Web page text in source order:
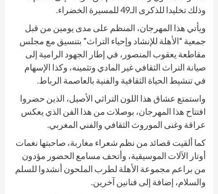
وذلك تخليدا للذكرى الـ49 للمسيرة الخضراء.
ويأتي هذا المهرجان، المنظم على مدى يومين من قبل
جمعية “الأهلة للإنشاد وإحياء التراث” بتنسيق مع مجلس
مقاطعة يعقوب المنصور، في إطار الجهود الرامية إلى
صيانة التراث الثقافي غير المادي وتثمينه، وكذا الإسهام
في تنشيط الحياة الثقافية والفنية بالعاصمة الرباط.
واستمتع عشاق هذا اللون التراثي الأصيل، الذين حضروا
افتتاح هذا المهرجان، بوصلات من هذا الفن الذي يعكس
عراقة وغنى الموروث الثقافي والفني المغربي.
كما ألقيت قصائد من نظم شعراء مغاربة، صاحبتها نغمات
أوتار الآلات الموسيقية، وأتحف مسامع الحضور مؤدون
من براعم مجموعة الأهلة لطرب الملحون أنشدوا للسلم
والسلام، إضافة إلى فنانين آخرين.